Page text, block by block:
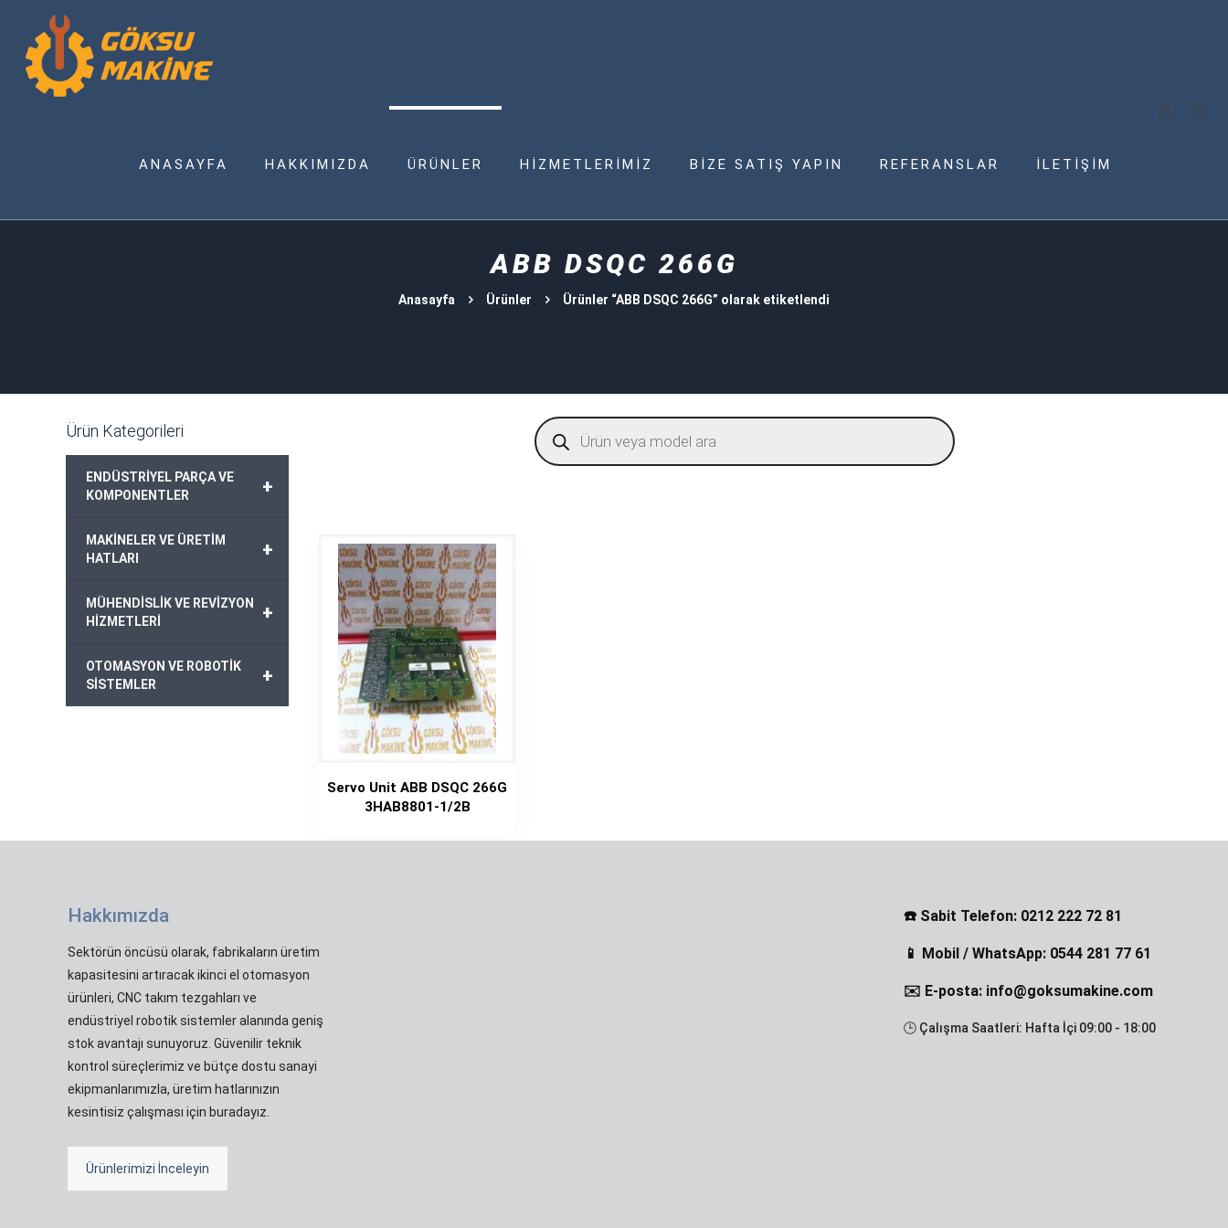
ANASAYFA HAKKIMIZDA ÜRÜNLER HİZMETLERİMİZ BİZE SATIŞ YAPIN REFERANSLAR İLETİŞİM
ABB DSQC 266G
Anasayfa Ürünler Ürünler “ABB DSQC 266G” olarak etiketlendi
Products
search
Servo Unit ABB DSQC 266G
3HAB8801-1/2B
Ürün Kategorileri
+
ENDÜSTRİYEL PARÇA VE
KOMPONENTLER
+
MAKİNELER VE ÜRETİM
HATLARI
+
MÜHENDİSLİK VE REVİZYON
HİZMETLERİ
+
OTOMASYON VE ROBOTİK
SİSTEMLER
Hakkımızda
Sektörün öncüsü olarak, fabrikaların üretim
kapasitesini artıracak ikinci el otomasyon
ürünleri, CNC takım tezgahları ve
endüstriyel robotik sistemler alanında geniş
stok avantajı sunuyoruz. Güvenilir teknik
kontrol süreçlerimiz ve bütçe dostu sanayi
ekipmanlarımızla, üretim hatlarınızın
kesintisiz çalışması için buradayız.
Ürünlerimizi İnceleyin
☎️ Sabit Telefon: 0212 222 72 81
📱 Mobil / WhatsApp: 0544 281 77 61
✉️ E-posta: info@goksumakine.com
🕒 Çalışma Saatleri: Hafta İçi 09:00 - 18:00